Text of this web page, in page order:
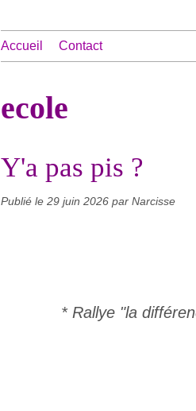
Accueil Contact
ecole
Y'a pas pis ?
Publié le 29 juin 2026 par Narcisse
* Rallye "la